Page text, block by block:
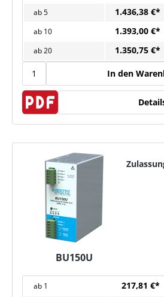
ab5 1.436,38 €*
ab 10 1.393,00 €*
ab20 1.350,75 €*
In den
BU150U
ab 1 217,81 €*